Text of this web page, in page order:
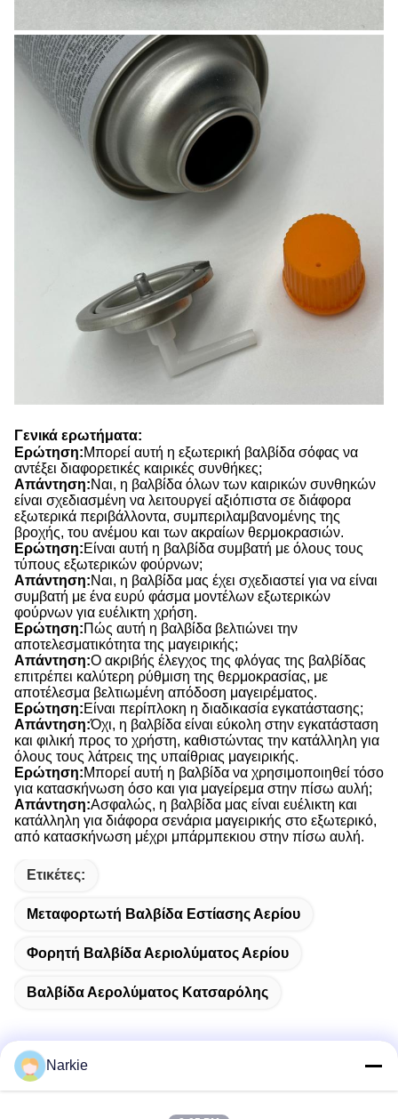
Γενικά ερωτήματα:
Ερώτηση:Μπορεί αυτή η εξωτερική βαλβίδα σόφας να
αντέξει διαφορετικές καιρικές συνθήκες;
Απάντηση:Ναι, η βαλβίδα όλων των καιρικών συνθηκών
είναι σχεδιασμένη να λειτουργεί αξιόπιστα σε διάφορα
εξωτερικά περιβάλλοντα, συμπεριλαμβανομένης της
βροχής, του ανέμου και των ακραίων θερμοκρασιών.
Ερώτηση:Είναι αυτή η βαλβίδα συμβατή με όλους τους
τύπους εξωτερικών φούρνων;
Απάντηση:Ναι, η βαλβίδα μας έχει σχεδιαστεί για να είναι
συμβατή με ένα ευρύ φάσμα μοντέλων εξωτερικών
φούρνων για ευέλικτη χρήση.
Ερώτηση:Πώς αυτή η βαλβίδα βελτιώνει την
αποτελεσματικότητα της μαγειρικής;
Απάντηση:Ο ακριβής έλεγχος της φλόγας της βαλβίδας
επιτρέπει καλύτερη ρύθμιση της θερμοκρασίας, με
αποτέλεσμα βελτιωμένη απόδοση μαγειρέματος.
Ερώτηση:Είναι περίπλοκη η διαδικασία εγκατάστασης;
Απάντηση:Όχι, η βαλβίδα είναι εύκολη στην εγκατάσταση
και φιλική προς το χρήστη, καθιστώντας την κατάλληλη για
όλους τους λάτρεις της υπαίθριας μαγειρικής.
Ερώτηση:Μπορεί αυτή η βαλβίδα να χρησιμοποιηθεί τόσο
για κατασκήνωση όσο και για μαγείρεμα στην πίσω αυλή;
Απάντηση:Ασφαλώς, η βαλβίδα μας είναι ευέλικτη και
κατάλληλη για διάφορα σενάρια μαγειρικής στο εξωτερικό,
από κατασκήνωση μέχρι μπάρμπεκιου στην πίσω αυλή.
Ετικέτες:
Μεταφορτωτή Βαλβίδα Εστίασης Αερίου
Φορητή Βαλβίδα Αεριολύματος Αερίου
Βαλβίδα Αερολύματος Κατσαρόλης
Narkie